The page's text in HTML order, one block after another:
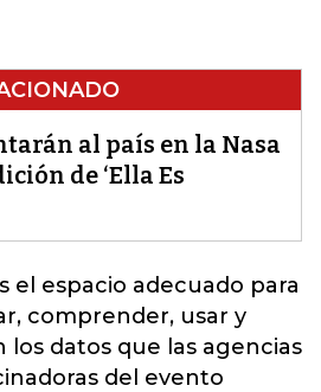
al país en la Nasa
de ‘Ella Es
el espacio adecuado para
comprender, usar y
los datos que las agencias
del evento